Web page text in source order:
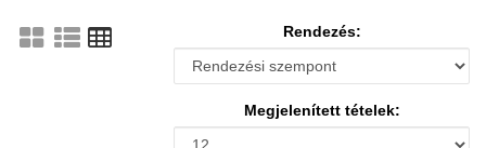
Rendezés:
Megjelenített tételek: